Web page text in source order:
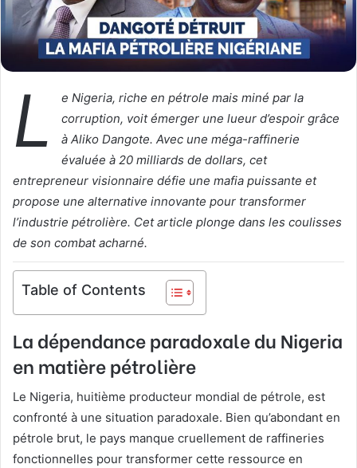
i
e
l
L
e Nigeria, riche en pétrole mais miné par la
corruption, voit émerger une lueur d’espoir grâce
à Aliko Dangote. Avec une méga-raffinerie
évaluée à 20 milliards de dollars, cet
entrepreneur visionnaire défie une mafia puissante et
propose une alternative innovante pour transformer
l’industrie pétrolière. Cet article plonge dans les coulisses
de son combat acharné.
Table of Contents
La dépendance paradoxale du Nigeria
en matière pétrolière
Le Nigeria, huitième producteur mondial de pétrole, est
confronté à une situation paradoxale. Bien qu’abondant en
pétrole brut, le pays manque cruellement de raffineries
fonctionnelles pour transformer cette ressource en